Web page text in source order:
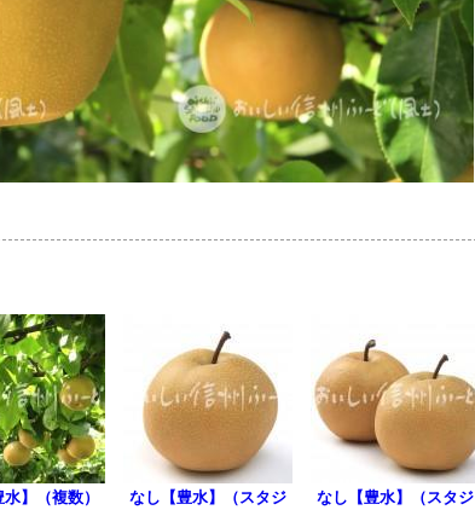
】（複数） なし【豊水】（スタジ なし【豊水】（スタジ